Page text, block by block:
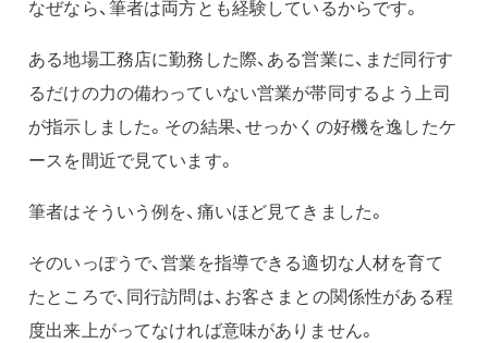
なぜなら、筆者は両方とも経験しているからです。
ある地場工務店に勤務した際、ある営業に、まだ同行す
るだけの力の備わっていない営業が帯同するよう上司
が指示しました。その結果、せっかくの好機を逸したケ
ースを間近で見ています。
筆者はそういう例を、痛いほど見てきました。
そのいっぽうで、営業を指導できる適切な人材を育て
たところで、同行訪問は、お客さまとの関係性がある程
度出来上がってなければ意味がありません。